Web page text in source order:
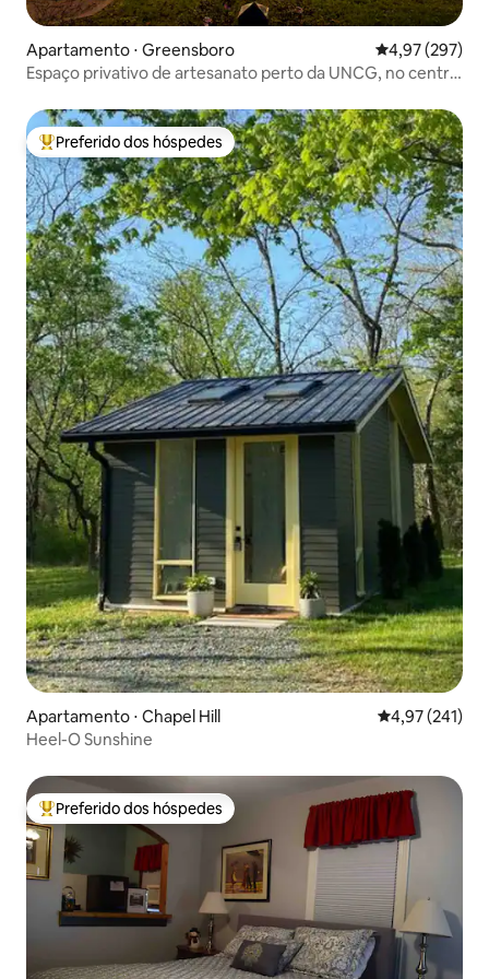
Apartamento ⋅ Greensboro 4,97 de uma
4,97 (297)
Espaço privativo de artesanato perto da UNCG, no centro
Entre os melhores preferidos dos hóspedes
Preferido dos hóspedes
Apartamento ⋅ Chapel Hill 4,97 de uma
4,97 (241)
Heel-O Sunshine
Entre os melhores preferidos dos hóspedes
Preferido dos hóspedes